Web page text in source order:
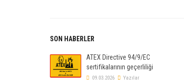
SON HABERLER
ATEX Directive 94/9/EC
sertifikalarının geçerliliği
09.03.2026 Yazılar